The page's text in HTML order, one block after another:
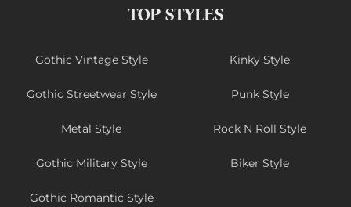
TOP STYLES
Gothic Vintage Style Kinky Style
Gothic Streetwear Style Punk Style
Metal Style Rock N Roll Style
Gothic Military Style Biker Style
Gothic Romantic Style